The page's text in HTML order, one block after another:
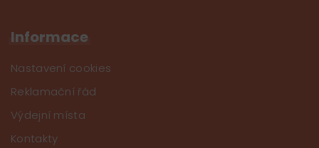
Informace
Nastavení cookies
Reklamační řád
Výdejní místa
Kontakty